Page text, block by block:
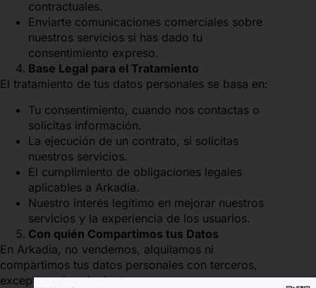
contractuales.
Enviarte comunicaciones comerciales sobre
nuestros servicios si has dado tu
consentimiento expreso.
Base Legal para el Tratamiento
El tratamiento de tus datos personales se basa en:
Tu consentimiento, cuando nos contactas o
solicitas información.
La ejecución de un contrato, si solicitas
nuestros servicios.
El cumplimiento de obligaciones legales
aplicables a Arkadia.
Nuestro interés legítimo en mejorar nuestros
servicios y la experiencia de los usuarios.
Con quién Compartimos tus Datos
En Arkadia, no vendemos, alquilamos ni
compartimos tus datos personales con terceros,
excepto en los siguientes casos: